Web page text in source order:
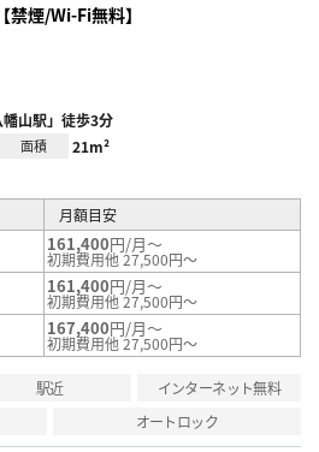
【禁煙/Wi-Fi無料】
山駅」徒歩3分
面積 21m²
月額目安
161,400円/月～
初期費用他 27,500円～
161,400円/月～
初期費用他 27,500円～
167,400円/月～
初期費用他 27,500円～
駅近
インターネット無料
オートロック